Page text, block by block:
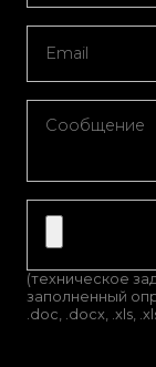
(техническое
заполненный
.doc, .docx, .xls,